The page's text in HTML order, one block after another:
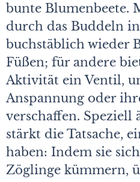
bunte Blumenbeete.
durch das Buddeln
buchstäblich wieder
Füßen; für andere
Aktivität ein Ventil,
Anspannung oder
verschaffen. Speziell
stärkt die Tatsache,
haben: Indem sie
Zöglinge kümmern,